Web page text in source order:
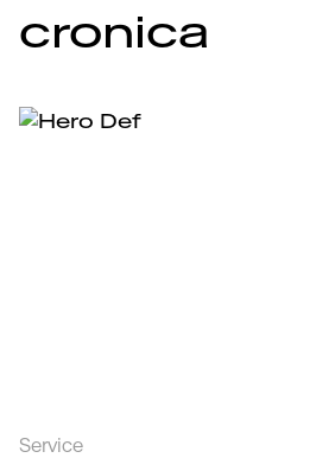
cronica
Service